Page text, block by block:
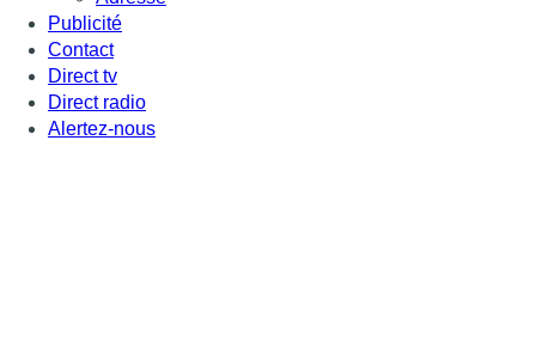
Publicité
Contact
Direct tv
Direct radio
Alertez-nous